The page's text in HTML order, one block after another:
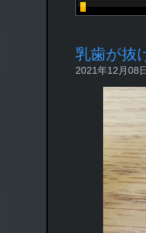
乳歯が抜
2021年12月08